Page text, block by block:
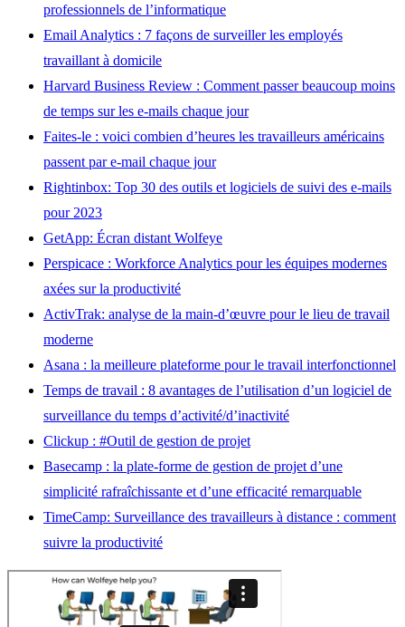
professionnels de l’informatique
Email Analytics : 7 façons de surveiller les employés
travaillant à domicile
Harvard Business Review : Comment passer beaucoup moins
de temps sur les e-mails chaque jour
Faites-le : voici combien d’heures les travailleurs américains
passent par e-mail chaque jour
Rightinbox: Top 30 des outils et logiciels de suivi des e-mails
pour 2023
GetApp: Écran distant Wolfeye
Perspicace : Workforce Analytics pour les équipes modernes
axées sur la productivité
ActivTrak: analyse de la main-d’œuvre pour le lieu de travail
moderne
Asana : la meilleure plateforme pour le travail interfonctionnel
Temps de travail : 8 avantages de l’utilisation d’un logiciel de
surveillance du temps d’activité/d’inactivité
Clickup : #Outil de gestion de projet
Basecamp : la plate-forme de gestion de projet d’une
simplicité rafraîchissante et d’une efficacité remarquable
TimeCamp: Surveillance des travailleurs à distance : comment
suivre la productivité